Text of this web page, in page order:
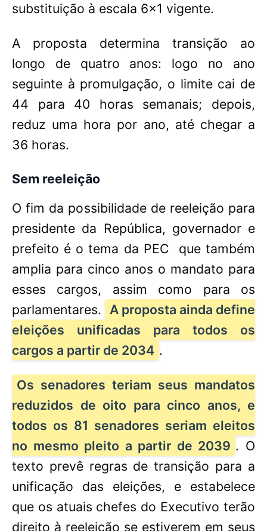
substituição à escala 6x1 vigente.
A proposta determina transição ao
longo de quatro anos: logo no ano
seguinte à promulgação, o limite cai de
44 para 40 horas semanais; depois,
reduz uma hora por ano, até chegar a
36 horas.
Sem reeleição
O fim da possibilidade de reeleição para
presidente da República, governador e
prefeito é o tema da PEC
que também
amplia para cinco anos o mandato para
esses cargos, assim como para os
parlamentares. A proposta ainda define
eleições unificadas para todos os
cargos a partir de 2034 .
Os senadores teriam seus mandatos
reduzidos de oito para cinco anos, e
todos os 81 senadores seriam eleitos
no mesmo pleito a partir de 2039 . O
texto prevê regras de transição para a
unificação das eleições, e estabelece
que os atuais chefes do Executivo terão
direito à reeleição se estiverem em seus